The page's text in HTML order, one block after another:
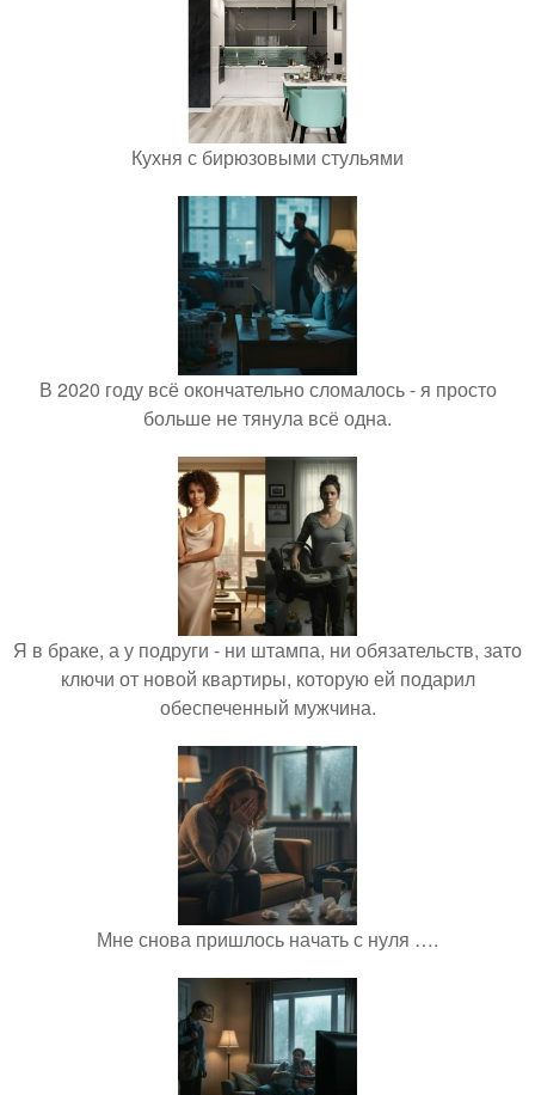
Кухня с бирюзовыми стульями
В 2020 году всё окончательно сломалось - я просто
больше не тянула всё одна.
Я в браке, а у подруги - ни штампа, ни обязательств, зато
ключи от новой квартиры, которую ей подарил
обеспеченный мужчина.
Мне снова пришлось начать с нуля ….